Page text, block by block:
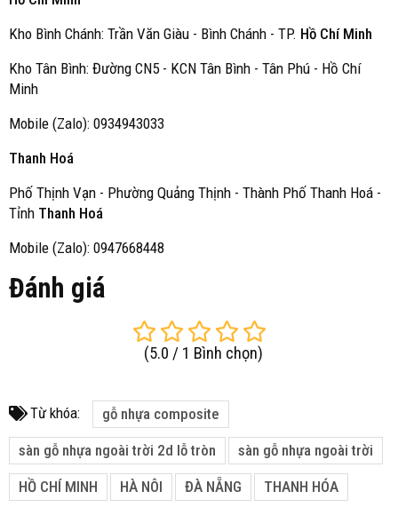
Kho Bình Chánh: Trần Văn Giàu - Bình Chánh - TP. Hồ Chí Minh
Kho Tân Bình: Đường CN5 - KCN Tân Bình - Tân Phú - Hồ Chí
Minh
Mobile (Zalo): 0934943033
Thanh Hoá
Phố Thịnh Vạn - Phường Quảng Thịnh - Thành Phố Thanh Hoá -
Tỉnh Thanh Hoá
Mobile (Zalo): 0947668448
Đánh giá
(5.0 / 1 Bình chọn)
Từ khóa: gỗ nhựa composite
sàn gỗ nhựa ngoài trời 2d lỗ tròn sàn gỗ nhựa ngoài trời
HỒ CHÍ MINH HÀ NÔI ĐÀ NẴNG THANH HÓA